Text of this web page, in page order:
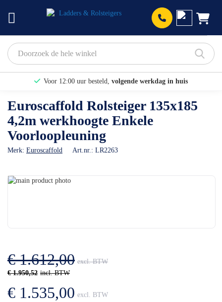
Voor 12:00 uur besteld, volgende werkdag in huis
Bekijk hier onze Actiepagina
Binnen 1 dag eengratis offerte
Euroscaffold Rolsteiger 135x185
4,2m werkhoogte Enkele
Voorloopleuning
Merk: Euroscaffold Art.nr.: LR2263
Ga
gallerij
€ 1.950,52
€ 1.612,00
€ 1.535,00